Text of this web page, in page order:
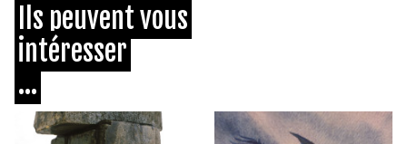
Ils peuvent vous
intéresser
...